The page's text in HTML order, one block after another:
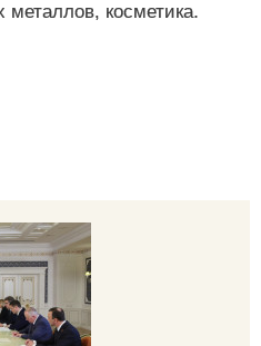
металлов, косметика.